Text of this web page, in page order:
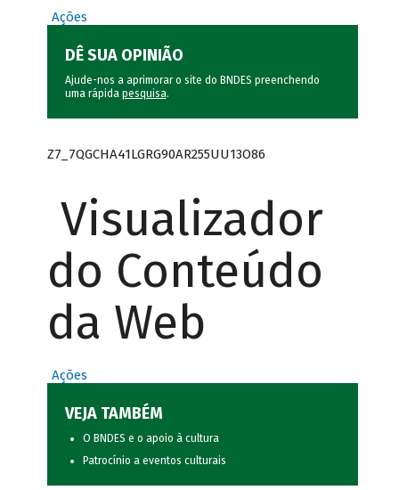
Ações
DÊ SUA OPINIÃO
Ajude-nos a aprimorar o site do BNDES preenchendo
uma rápida pesquisa.
Z7_7QGCHA41LGRG90AR255UU13O86
Visualizador
do Conteúdo
da Web
Ações
VEJA TAMBÉM
O BNDES e o apoio à cultura
Patrocínio a eventos culturais